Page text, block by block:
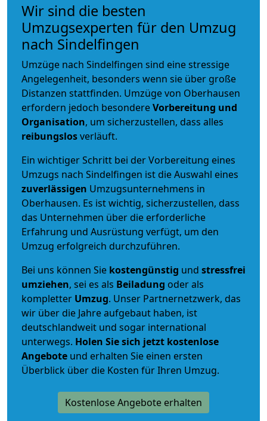
Wir sind die besten
Umzugsexperten für den Umzug
nach Sindelfingen
Umzüge nach Sindelfingen sind eine stressige
Angelegenheit, besonders wenn sie über große
Distanzen stattfinden. Umzüge von Oberhausen
erfordern jedoch besondereVorbereitung und
Organisation, um sicherzustellen, dass alles
reibungslosverläuft.
Ein wichtiger Schritt bei der Vorbereitung eines
Umzugs nach Sindelfingen ist die Auswahl eines
zuverlässigen Umzugsunternehmens in
Oberhausen. Es ist wichtig, sicherzustellen, dass
das Unternehmen über die erforderliche
Erfahrung und Ausrüstung verfügt, um den
Umzug erfolgreich durchzuführen.
Bei uns können Sie kostengünstig und stressfrei
umziehen, sei es als Beiladung oder als
kompletter Umzug. Unser Partnernetzwerk, das
wir über die Jahre aufgebaut haben, ist
deutschlandweit und sogar international
unterwegs. Holen Sie sich jetzt kostenlose
Angebote und erhalten Sie einen ersten
Überblick über die Kosten für Ihren Umzug.
Kostenlose Angebote erhalten